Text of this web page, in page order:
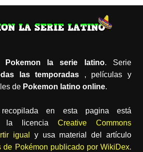
Pokemon la serie latino. Serie
las temporadas , películas y
de Pokemon latino online.
recopilada en esta pagina está
la licenciaCreative Commons
igual
y usa material del artículo
de Pokémon publicado por WikiDex.